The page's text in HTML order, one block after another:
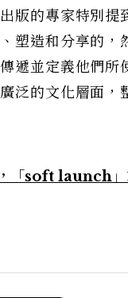
版的專家特別
塑造和分享的
遞並定義他們
泛的文化層面
「soft launch」